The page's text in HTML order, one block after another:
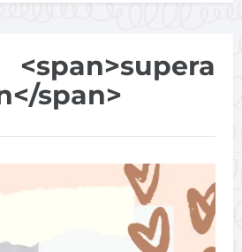
<span>supera
span>